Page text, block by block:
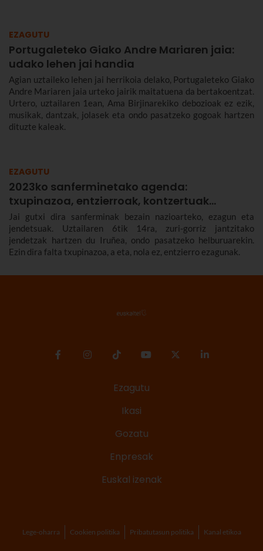
EZAGUTU
Portugaleteko Giako Andre Mariaren jaia:
udako lehen jai handia
Agian uztaileko lehen jai herrikoia delako, Portugaleteko Giako
Andre Mariaren jaia urteko jairik maitatuena da bertakoentzat.
Urtero, uztailaren 1ean, Ama Birjinarekiko debozioak ez ezik,
musikak, dantzak, jolasek eta ondo pasatzeko gogoak hartzen
dituzte kaleak.
EZAGUTU
2023ko sanferminetako agenda:
txupinazoa, entzierroak, kontzertuak…
Jai gutxi dira sanferminak bezain nazioarteko, ezagun eta
jendetsuak. Uztailaren 6tik 14ra, zuri-gorriz jantzitako
jendetzak hartzen du Iruñea, ondo pasatzeko helburuarekin.
Ezin dira falta txupinazoa, a eta, nola ez, entzierro ezagunak.
Ezagutu
Ikasi
Gozatu
Enpresak
Euskal izenak
Lege-oharra Cookien politika Pribatutasun politika Kanal etikoa